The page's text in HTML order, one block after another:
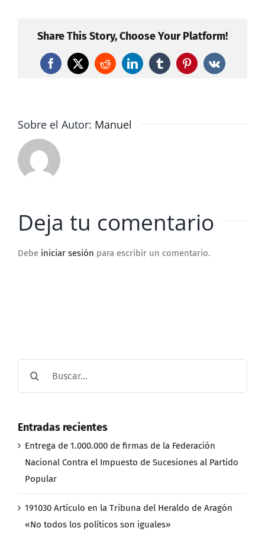
Share This Story, Choose Your Platform!
Facebook
X RedditLinkedInTumblrPinterest
Vk
Sobre el Autor: Manuel
Deja tu comentario
Debe iniciar sesión para escribir un comentario.
Entradas recientes
Entrega de 1.000.000 de firmas de la Federación
Nacional Contra el Impuesto de Sucesiones al Partido
Popular
191030 Artículo en la Tribuna del Heraldo de Aragón
«No todos los políticos son iguales»